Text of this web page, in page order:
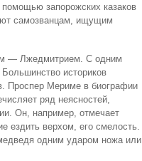
помощью запорожских казаков
самозванцам, ищущим
— Лжедмитрием. С одним
историков
Проспер Мериме в биографии
ряд неясностей,
Он, например, отмечает
ездить верхом, его смелость.
одним ударом ножа или